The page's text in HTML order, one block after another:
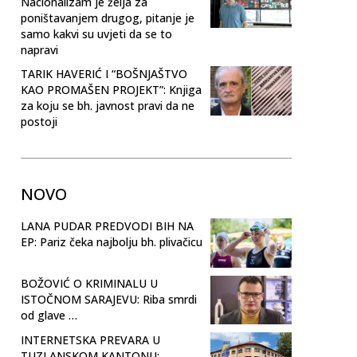
poništavanjem drugog, pitanje je
samo kakvi su uvjeti da se to
napravi
TARIK HAVERIĆ I “BOŠNJAŠTVO
KAO PROMAŠEN PROJEKT”: Knjiga
za koju se bh. javnost pravi da ne
postoji
NOVO
LANA PUDAR PREDVODI BIH NA
EP: Pariz čeka najbolju bh. plivačicu
BOŽOVIĆ O KRIMINALU U
ISTOČNOM SARAJEVU: Riba smrdi
od glave …
INTERNETSKA PREVARA U